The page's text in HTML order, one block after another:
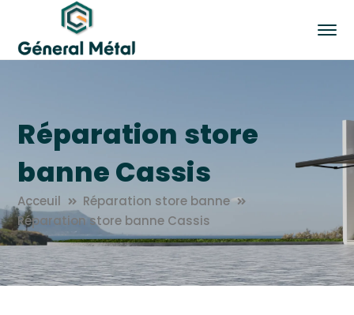
Réparation store
banne Cassis
Acceuil
Réparation store banne
Réparation store banne Cassis